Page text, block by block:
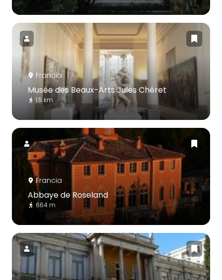
Francia
Musée des Beaux-Arts Jules Chéret
1.5 km
Francia
Abbaye de Roseland
664 m